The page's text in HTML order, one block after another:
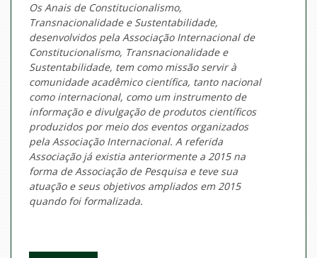
Os Anais de Constitucionalismo,
Transnacionalidade e Sustentabilidade,
desenvolvidos pela Associação Internacional de
Constitucionalismo, Transnacionalidade e
Sustentabilidade, tem como missão servir à
comunidade acadêmico científica, tanto nacional
como internacional, como um instrumento de
informação e divulgação de produtos científicos
produzidos por meio dos eventos organizados
pela Associação Internacional. A referida
Associação já existia anteriormente a 2015 na
forma de Associação de Pesquisa e teve sua
atuação e seus objetivos ampliados em 2015
quando foi formalizada.